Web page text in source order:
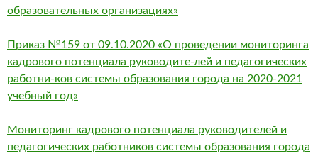
образовательных организациях»
Приказ №159 от 09.10.2020 «О проведении мониторинга
кадрового потенциала руководите-лей и педагогических
работни-ков системы образования города на 2020-2021
учебный год»
Мониторинг кадрового потенциала руководителей и
педагогических работников системы образования города